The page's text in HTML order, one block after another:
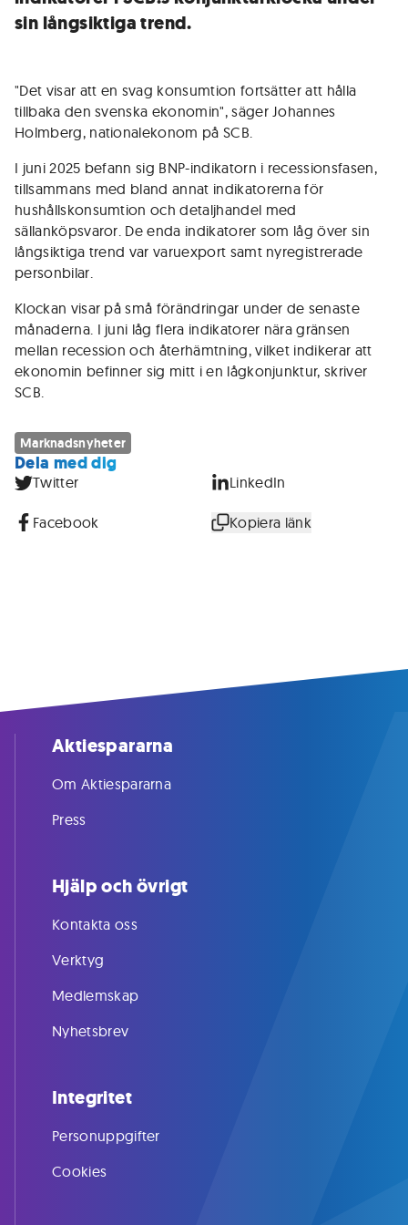
sin långsiktiga trend.
"Det visar att en svag konsumtion fortsätter att hålla
tillbaka den svenska ekonomin", säger Johannes
Holmberg, nationalekonom på SCB.
I juni 2025 befann sig BNP-indikatorn i recessionsfasen,
tillsammans med bland annat indikatorerna för
hushållskonsumtion och detaljhandel med
sällanköpsvaror. De enda indikatorer som låg över sin
långsiktiga trend var varuexport samt nyregistrerade
personbilar.
Klockan visar på små förändringar under de senaste
månaderna. I juni låg flera indikatorer nära gränsen
mellan recession och återhämtning, vilket indikerar att
ekonomin befinner sig mitt i en lågkonjunktur, skriver
SCB.
Marknadsnyheter
Dela med dig
Twitter LinkedIn
Facebook Kopiera länk
Aktiespararna
Om Aktiespararna
Press
Hjälp och övrigt
Kontakta oss
Verktyg
Medlemskap
Nyhetsbrev
Integritet
Personuppgifter
Cookies